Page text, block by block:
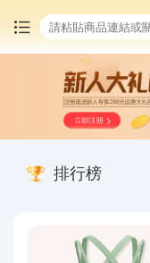
中國商品代購
集運服務排行榜